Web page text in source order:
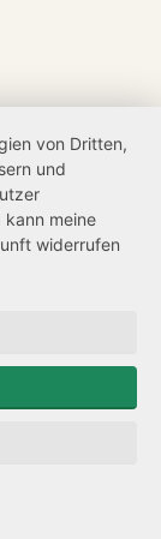
der SED-
von Dritten,
und
meine
widerrufen